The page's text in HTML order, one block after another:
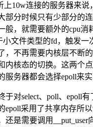
上10w连接的服务器来说
部分时候只有少部分的
般，就需要额外的cpu消
小文件类型的fd，触发一
，不再需要内核层不断
内核态的切换。这两个
服务器都会选择epoll来实
于对select、poll、epoll
epoll采用了共享内存所
还是需要调用__put_user